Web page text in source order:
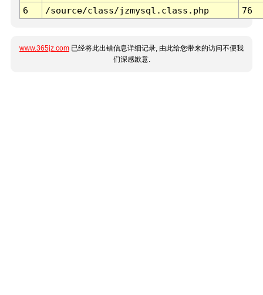
6
/source/class/jzmysql.class.php 76
www.365jz.com 已经将此出错信息详细记录, 由此给您带来的访问不便我
们深感歉意.